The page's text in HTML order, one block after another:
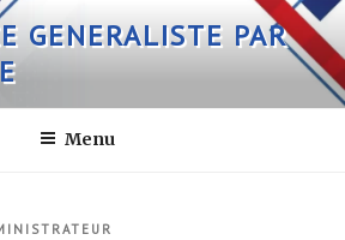
GENERALISTE PAR
Menu